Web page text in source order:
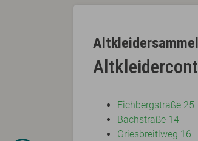
Eichbergstraße 25
Bachstraße 14
Griesbreitlweg 16